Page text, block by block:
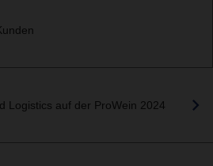
Logistics auf der ProWein 2024